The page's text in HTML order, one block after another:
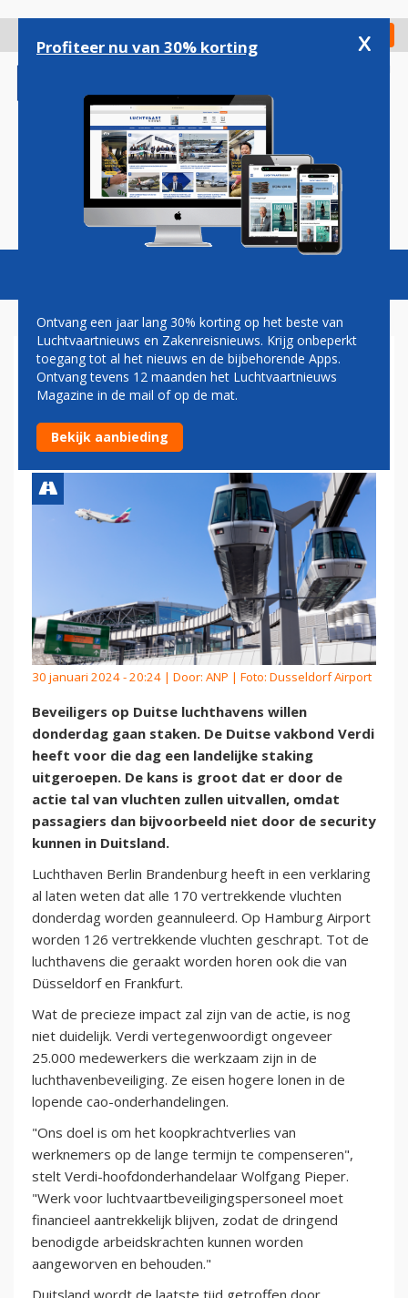
gaan
Check in
Magazine Podcasts Vacatures
BEVEILIGERS LUCHTHAVENS
DÜSSELDORF EN FRANKFURT
WILLEN DONDERDAG STAKEN
30 januari 2024 - 20:24 | Door: ANP | Foto: Dusseldorf Airport
Beveiligers op Duitse luchthavens willen
donderdag gaan staken. De Duitse vakbond Verdi
heeft voor die dag een landelijke staking
uitgeroepen. De kans is groot dat er door de
actie tal van vluchten zullen uitvallen, omdat
passagiers dan bijvoorbeeld niet door de security
kunnen in Duitsland.
Luchthaven Berlin Brandenburg heeft in een verklaring
al laten weten dat alle 170 vertrekkende vluchten
donderdag worden geannuleerd. Op Hamburg Airport
worden 126 vertrekkende vluchten geschrapt. Tot de
luchthavens die geraakt worden horen ook die van
Düsseldorf en Frankfurt.
Wat de precieze impact zal zijn van de actie, is nog
niet duidelijk. Verdi vertegenwoordigt ongeveer
25.000 medewerkers die werkzaam zijn in de
luchthavenbeveiliging. Ze eisen hogere lonen in de
lopende cao-onderhandelingen.
"Ons doel is om het koopkrachtverlies van
werknemers op de lange termijn te compenseren",
stelt Verdi-hoofdonderhandelaar Wolfgang Pieper.
"Werk voor luchtvaartbeveiligingspersoneel moet
financieel aantrekkelijk blijven, zodat de dringend
benodigde arbeidskrachten kunnen worden
aangeworven en behouden."
Profiteer nu van 30% korting x
Ontvang een jaar lang 30% korting op het beste van
Luchtvaartnieuws en Zakenreisnieuws. Krijg onbeperkt
toegang tot al het nieuws en de bijbehorende Apps.
Ontvang tevens 12 maanden het Luchtvaartnieuws
Magazine in de mail of op de mat.
Bekijk aanbieding